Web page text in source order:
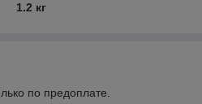
1.2 кг
по предоплате.